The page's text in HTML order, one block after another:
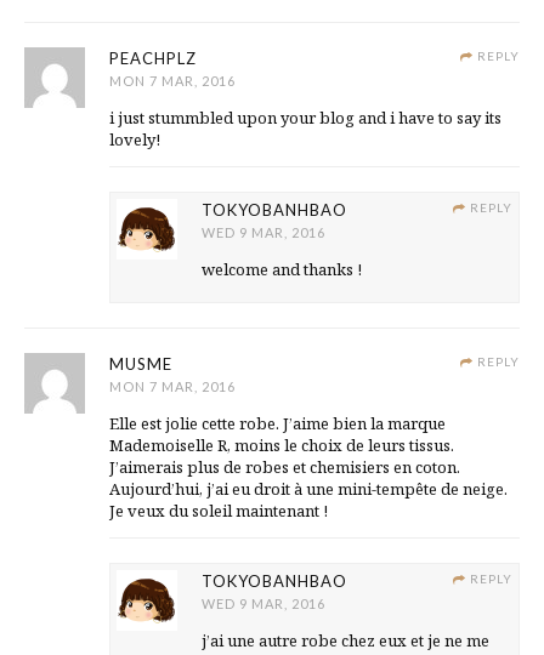
REPLY
PEACHPLZ
MON 7 MAR, 2016
i just stummbled upon your blog and i have to say its
lovely!
REPLY
TOKYOBANHBAO
WED 9 MAR, 2016
welcome and thanks !
REPLY
MUSME
MON 7 MAR, 2016
Elle est jolie cette robe. J’aime bien la marque
Mademoiselle R, moins le choix de leurs tissus.
J’aimerais plus de robes et chemisiers en coton.
Aujourd’hui, j’ai eu droit à une mini-tempête de neige.
Je veux du soleil maintenant !
REPLY
TOKYOBANHBAO
WED 9 MAR, 2016
j’ai une autre robe chez eux et je ne me